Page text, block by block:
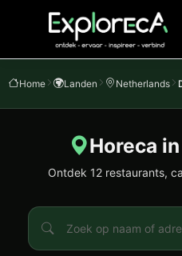
Home Landen Netherlands
Horeca
Ontdek 12 restaurants,